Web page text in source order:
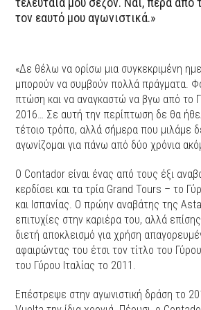
τον εαυτό μου αγωνιστικά.»
«Δε θέλω να ορίσω μια συγκεκριμένη
μπορούν να συμβούν πολλά πράγματα.
πτώση και να αναγκαστώ να βγω από το
2016… Σε αυτή την περίπτωση δε θα
τέτοιο τρόπο, αλλά σήμερα που μιλάμε
αγωνίζομαι για πάνω από δύο χρόνια
Ο Contador είναι ένας από τους έξι
κερδίσει και τα τρία Grand Tours – το
και Ισπανίας. Ο πρώην αναβάτης της
επιτυχίες στην καριέρα του, αλλά
διετή αποκλεισμό για χρήση
αφαιρώντας του έτσι τον τίτλο του
του Γύρου Ιταλίας το 2011.
Επέστρεψε στην αγωνιστική δράση το